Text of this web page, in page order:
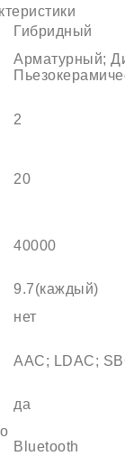
Гибридный
Арматурный;
2
20
40000
9.7(каждый)
нет
AAC; LDAC;
да
Bluetooth